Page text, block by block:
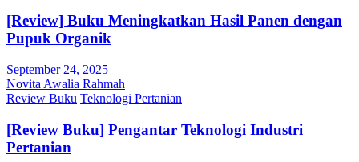
[Review] Buku Meningkatkan Hasil Panen dengan
Pupuk Organik
September 24, 2025
Novita Awalia Rahmah
Review Buku Teknologi Pertanian
[Review Buku] Pengantar Teknologi Industri
Pertanian